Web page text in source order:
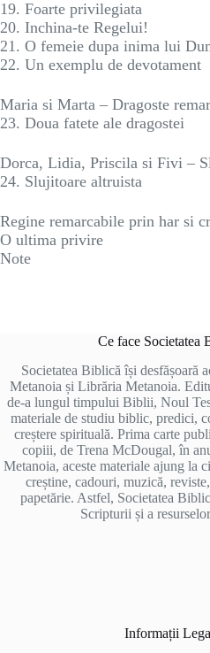
19. Foarte privilegiata
20. Inchina-te Regelui!
21. O femeie dupa inima lui
22. Un exemplu de devotament
Maria si Marta – Dragoste
23. Doua fatete ale dragostei
Dorca, Lidia, Priscila si Fivi –
24. Slujitoare altruista
Regine remarcabile prin har si
O ultima privire
Note
Ce face Societatea
Societatea Biblică își desfășoară
Metanoia și Librăria Metanoia.
de-a lungul timpului Biblii, Noul
materiale de studiu biblic, predici,
creștere spirituală. Prima carte
copiii, de Trena McDougal, în
Metanoia, aceste materiale ajung la
creștine, cadouri, muzică,
papetărie. Astfel, Societatea
Scripturii și a
Informații